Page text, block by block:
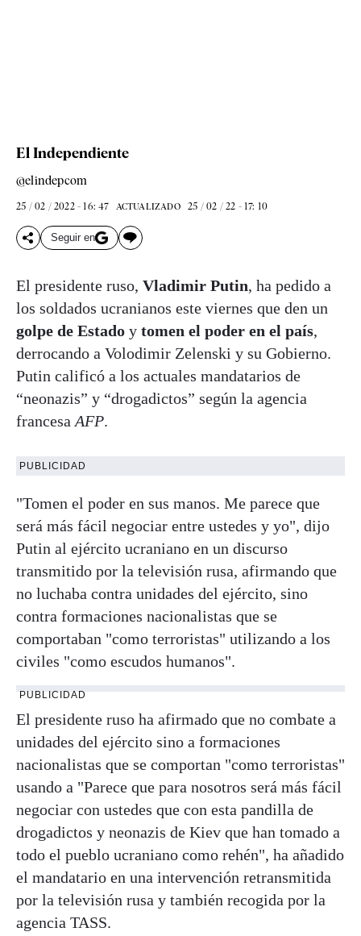
El Independiente
@elindepcom
25 / 02 / 2022 - 16: 47 ACTUALIZADO 25 / 02 / 22 - 17: 10
Seguir en
El presidente ruso, Vladimir Putin, ha pedido a
los soldados ucranianos este viernes que den un
golpe de Estado y tomen el poder en el país,
derrocando a Volodimir Zelenski y su Gobierno.
Putin calificó a los actuales mandatarios de
“neonazis” y “drogadictos” según la agencia
francesa AFP.
PUBLICIDAD
"Tomen el poder en sus manos. Me parece que
será más fácil negociar entre ustedes y yo", dijo
Putin al ejército ucraniano en un discurso
transmitido por la televisión rusa, afirmando que
no luchaba contra unidades del ejército, sino
contra formaciones nacionalistas que se
comportaban "como terroristas" utilizando a los
civiles "como escudos humanos".
PUBLICIDAD
El presidente ruso ha afirmado que no combate a
unidades del ejército sino a formaciones
nacionalistas que se comportan "como terroristas"
usando a "Parece que para nosotros será más fácil
negociar con ustedes que con esta pandilla de
drogadictos y neonazis de Kiev que han tomado a
todo el pueblo ucraniano como rehén", ha añadido
el mandatario en una intervención retransmitida
por la televisión rusa y también recogida por la
agencia TASS.